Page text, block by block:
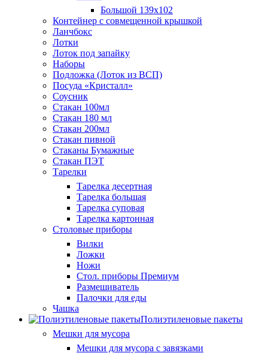
Большой 139х102
Контейнер с совмещенной крышкой
Ланчбокс
Лотки
Лоток под запайку
Наборы
Подложка (Лоток из ВСП)
Посуда «Кристалл»
Соусник
Стакан 100мл
Стакан 180 мл
Стакан 200мл
Стакан пивной
Стаканы Бумажные
Стакан ПЭТ
Тарелки
Тарелка десертная
Тарелка большая
Тарелка суповая
Тарелка картонная
Столовые приборы
Вилки
Ложки
Ножи
Стол. приборы Премиум
Размешиватель
Палочки для еды
Чашка
Полиэтиленовые пакеты
Мешки для мусора
Мешки для мусора с завязками